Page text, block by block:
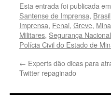
Esta entrada foi publicada em
Santense de Imprensa, Brasil
Imprensa, Fenai, Greve,
Militares, Segurança Nacional
Polícia Civil do Estado de
← Experts dão dicas para
Twitter repaginado